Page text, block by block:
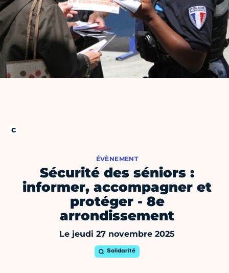
ÉVÈNEMENT
Sécurité des séniors :
informer, accompagner et
protéger - 8e
arrondissement
Le jeudi 27 novembre 2025
Solidarité